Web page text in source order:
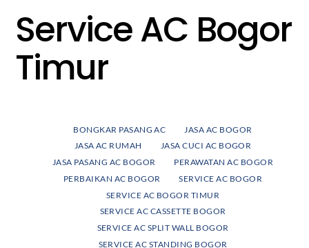
Service AC Bogor
Timur
BONGKAR PASANG AC
JASA AC BOGOR
JASA AC RUMAH
JASA CUCI AC BOGOR
JASA PASANG AC BOGOR
PERAWATAN AC BOGOR
PERBAIKAN AC BOGOR
SERVICE AC BOGOR
SERVICE AC BOGOR TIMUR
SERVICE AC CASSETTE BOGOR
SERVICE AC SPLIT WALL BOGOR
SERVICE AC STANDING BOGOR